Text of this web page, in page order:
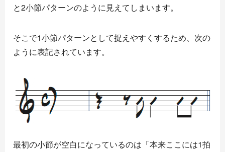
と2小節パターンのように見えてしまいます。
そこで1小節パターンとして捉えやすくするため、次の
ように表記されています。
最初の小節が空白になっているのは「本来ここには1拍